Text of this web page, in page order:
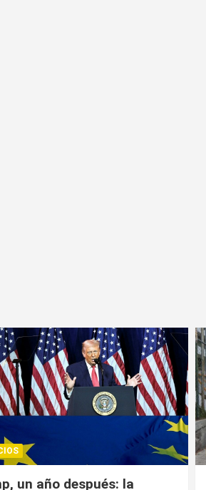
deben presentar